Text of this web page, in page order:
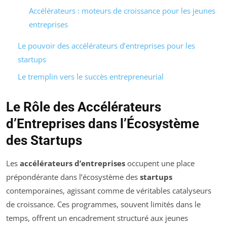
Accélérateurs : moteurs de croissance pour les jeunes
entreprises
Le pouvoir des accélérateurs d’entreprises pour les
startups
Le tremplin vers le succès entrepreneurial
Le Rôle des Accélérateurs
d’Entreprises dans l’Écosystème
des Startups
Les accélérateurs d’entreprises occupent une place
prépondérante dans l’écosystème des startups
contemporaines, agissant comme de véritables catalyseurs
de croissance. Ces programmes, souvent limités dans le
temps, offrent un encadrement structuré aux jeunes